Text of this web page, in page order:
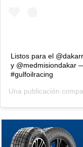
Listos para el
y @medmisiondakar
#gulfoilracing
Una publicación